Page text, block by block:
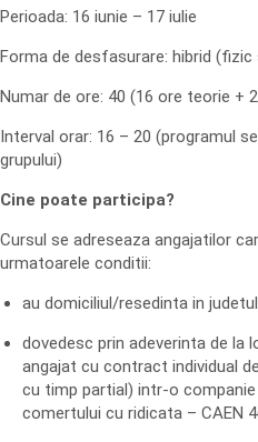
Perioada: 16 iunie – 17 iulie
Forma de desfasurare: hibrid (fizic
Numar de ore: 40 (16 ore teorie +
Interval orar: 16 – 20 (programul
grupului)
Cine poate participa?
Cursul se adreseaza angajatilor
urmatoarele conditii:
au domiciliul/resedinta in
dovedesc prin adeverinta de la
angajat cu contract individual
cu timp partial) intr-o
comertului cu ridicata – CAEN